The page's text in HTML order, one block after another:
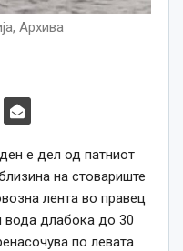
Архива
е дел од патниот
на стовариште
лента во правец
вода длабока до 30
по левата